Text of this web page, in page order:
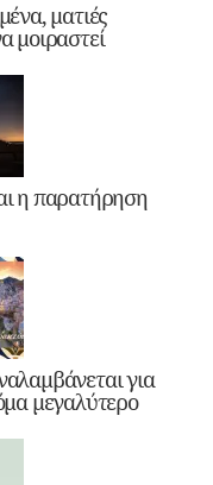
ματιές
μοιραστεί
η παρατήρηση
για
μεγαλύτερο